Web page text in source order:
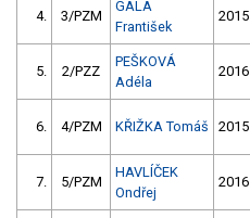
4. 3/PZM
GALA
František
2015
5. 2/PZZ
PEŠKOVÁ
Adéla
2016
6. 4/PZM KŘIŽKA Tomáš 2015
7. 5/PZM
HAVLÍČEK
Ondřej
2016